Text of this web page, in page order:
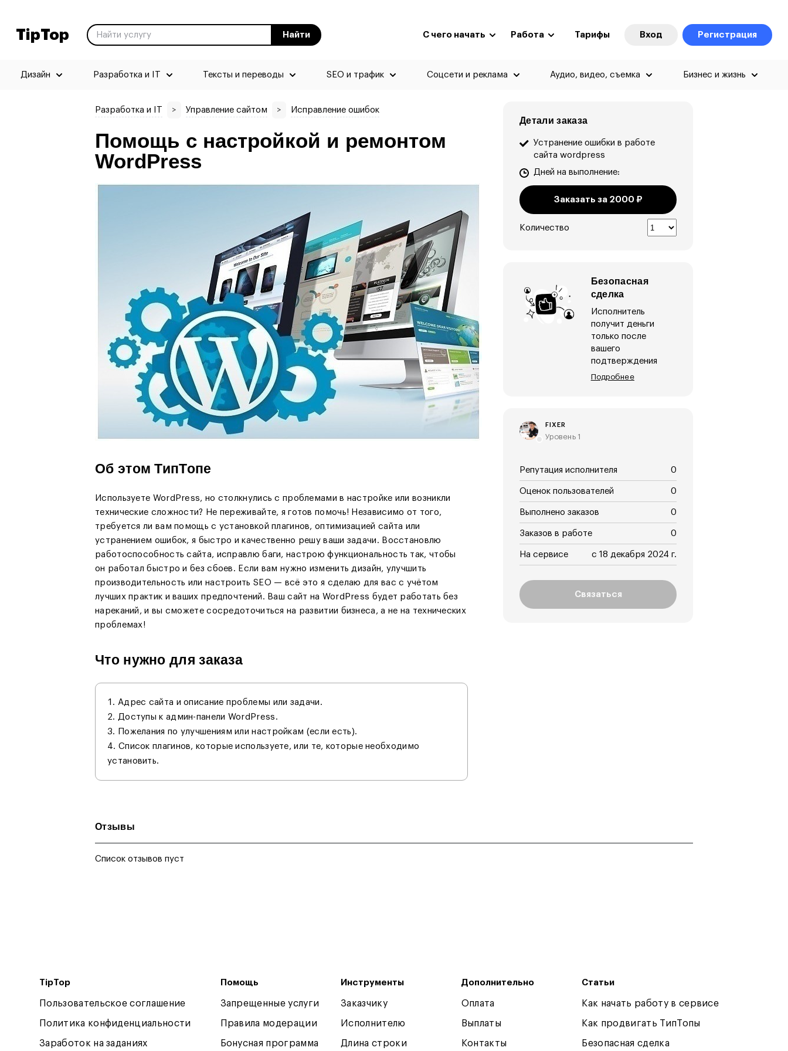
TipTop Найти С чего начать Работа Тарифы Вход Регистрация
Дизайн Разработка и IT Тексты и переводы SEO и трафик Соцсети и реклама Аудио, видео, съемка Бизнес и жизнь
Разработка и IT > Управление сайтом > Исправление ошибок
Помощь с настройкой и ремонтом
WordPress
Об этом ТипТопе
Используете WordPress, но столкнулись с проблемами в настройке или возникли
технические сложности? Не переживайте, я готов помочь! Независимо от того,
требуется ли вам помощь с установкой плагинов, оптимизацией сайта или
устранением ошибок, я быстро и качественно решу ваши задачи. Восстановлю
работоспособность сайта, исправлю баги, настрою функциональность так, чтобы
он работал быстро и без сбоев. Если вам нужно изменить дизайн, улучшить
производительность или настроить SEO — всё это я сделаю для вас с учётом
лучших практик и ваших предпочтений. Ваш сайт на WordPress будет работать без
нареканий, и вы сможете сосредоточиться на развитии бизнеса, а не на технических
проблемах!
Что нужно для заказа
Адрес сайта и описание проблемы или задачи.
Доступы к админ-панели WordPress.
Пожелания по улучшениям или настройкам (если есть).
Список плагинов, которые используете, или те, которые необходимо
установить.
Детали заказа
Устранение ошибки в работе
сайта wordpress
Дней на выполнение:
Заказать за 2000₽
Количество
Безопасная
сделка
Исполнитель
получит деньги
только после
вашего
подтверждения
Подробнее
FIXER
Уровень 1
Репутация исполнителя 0
Оценок пользователей 0
Выполнено заказов 0
Заказов в работе 0
На сервисе с 18 декабря 2024 г.
Связаться
Отзывы
Список отзывов пуст
TipTop
Пользовательское соглашение
Политика конфиденциальности
Заработок на заданиях
Помощь
Запрещенные услуги
Правила модерации
Бонусная программа
Инструменты
Заказчику
Исполнителю
Длина строки
Дополнительно
Оплата
Выплаты
Контакты
Статьи
Как начать работу в сервисе
Как продвигать ТипТопы
Безопасная сделка